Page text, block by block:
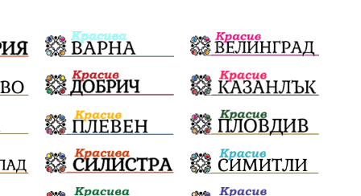
София Софийски общински съвет
катастрофа Любов
съвет Величие
Образование Борисов